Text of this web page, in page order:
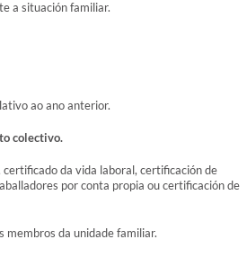
a situación familiar.
ao ano anterior.
colectivo.
da vida laboral, certificación de
por conta propia ou certificación de
membros da unidade familiar.